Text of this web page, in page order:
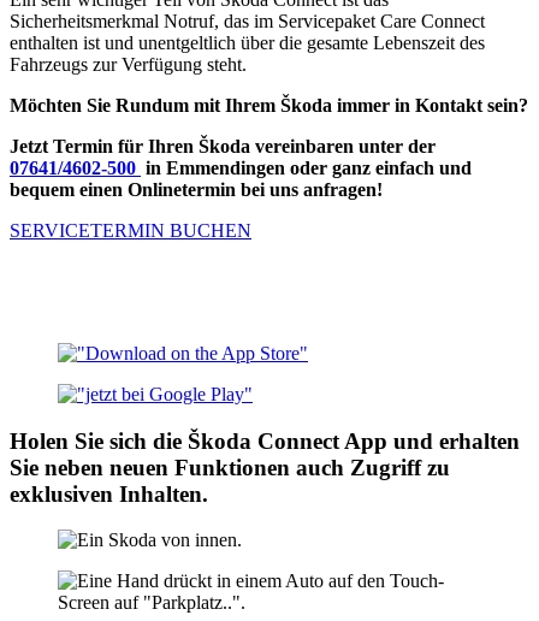
Sicherheitsmerkmal Notruf, das im Servicepaket Care Connect
enthalten ist und unentgeltlich über die gesamte Lebenszeit des
Fahrzeugs zur Verfügung steht.
Möchten Sie Rundum mit Ihrem Škoda immer in Kontakt sein?
Jetzt Termin für Ihren Škoda vereinbaren unter der
07641/4602-500 in Emmendingen oder ganz einfach und
bequem einen Onlinetermin bei uns anfragen!
SERVICETERMIN BUCHEN
Holen Sie sich die Škoda Connect App und erhalten
Sie neben neuen Funktionen auch Zugriff zu
exklusiven Inhalten.